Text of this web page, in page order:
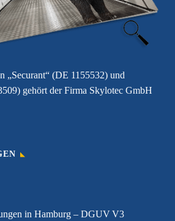
„Securant“ (DE 1155532) und
gehört der Firma Skylotec GmbH
in Hamburg – DGUV V3